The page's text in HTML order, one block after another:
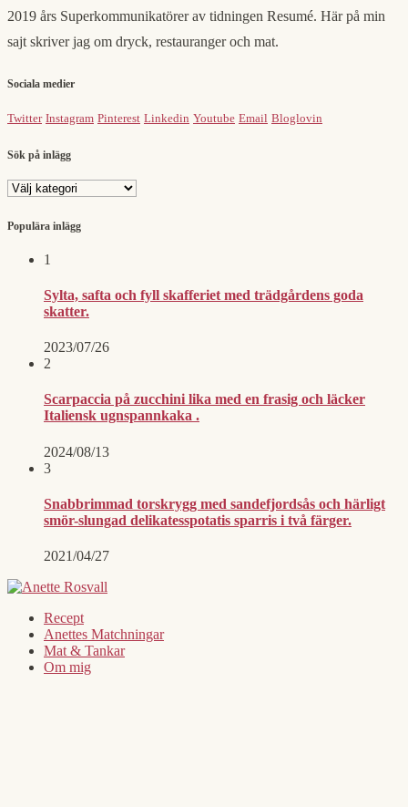
2019 års Superkommunikatörer av tidningen Resumé. Här på min
sajt skriver jag om dryck, restauranger och mat.
Sociala medier
Twitter Instagram Pinterest Linkedin Youtube Email Bloglovin
Sök på inlägg
Sök
inlägg
Populära inlägg
1
Sylta, safta och fyll skafferiet med trädgårdens goda
skatter.
2023/07/26
2
Scarpaccia på zucchini lika med en frasig och läcker
Italiensk ugnspannkaka .
2024/08/13
3
Snabbrimmad torskrygg med sandefjordsås och härligt
smör-slungad delikatesspotatis sparris i två färger.
2021/04/27
Recept
Anettes Matchningar
Mat & Tankar
Om mig